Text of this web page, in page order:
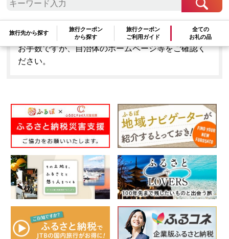
旅行先から探す
旅行クーポン
から探す
旅行クーポン
ご利用ガイド
全ての
お礼の品
「高知県」はふるぽからお申込みをすることはでき
ません。
お手数ですが、自治体のホームページ等をご確認く
ださい。